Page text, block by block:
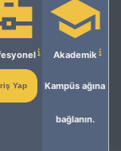
Yap
Akademik
Kampüs ağına
bağlanın.